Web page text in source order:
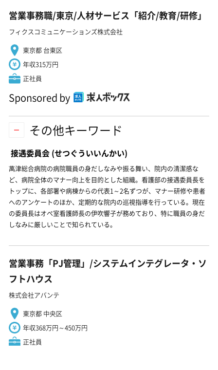
営業事務職/東京/人材サービス「紹介/教育/研修」
フィクスコミュニケーションズ株式会社
東京都 台東区
年収315万円
正社員
Sponsored by
その他キーワード
接遇委員会 (せつぐういいんかい)
萬津総合病院の病院職員の身だしなみや振る舞い、院内の清潔感な
ど、病院全体のマナー向上を目的とした組織。看護部の接遇委員長を
トップに、各部署や病棟からの代表1～2名ずつが、マナー研修や患者
へのアンケートのほか、定期的な院内の巡視指導を行っている。現在
の委員長はオペ室看護師長の伊吹響子が務めており、特に職員の身だ
しなみに厳しいことで知られている。
営業事務「PJ管理」/システムインテグレータ・ソ
フトハウス
株式会社アバンテ
東京都 中央区
年収368万円～450万円
正社員